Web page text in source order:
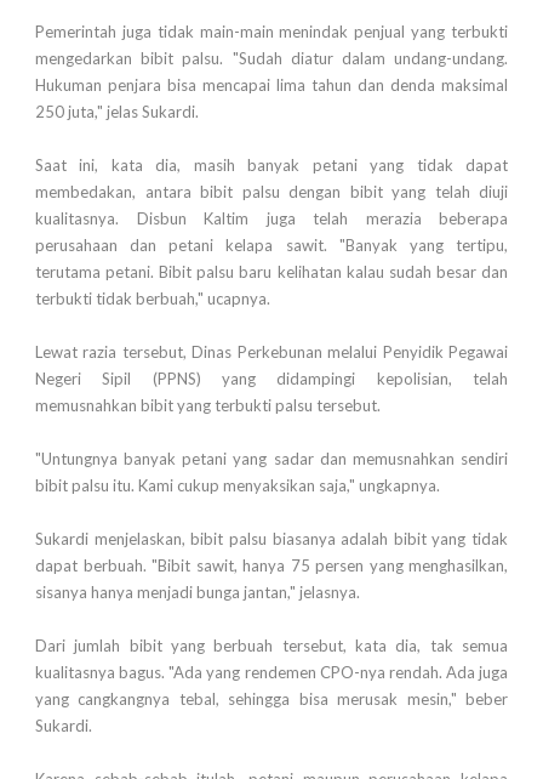
Pemerintah juga tidak main-main menindak penjual yang terbukti
mengedarkan bibit palsu. "Sudah diatur dalam undang-undang.
Hukuman penjara bisa mencapai lima tahun dan denda maksimal
250 juta," jelas Sukardi.
Saat ini, kata dia, masih banyak petani yang tidak dapat
membedakan, antara bibit palsu dengan bibit yang telah diuji
kualitasnya. Disbun Kaltim juga telah merazia beberapa
perusahaan dan petani kelapa sawit. "Banyak yang tertipu,
terutama petani. Bibit palsu baru kelihatan kalau sudah besar dan
terbukti tidak berbuah," ucapnya.
Lewat razia tersebut, Dinas Perkebunan melalui Penyidik Pegawai
Negeri Sipil (PPNS) yang didampingi kepolisian, telah
memusnahkan bibit yang terbukti palsu tersebut.
"Untungnya banyak petani yang sadar dan memusnahkan sendiri
bibit palsu itu. Kami cukup menyaksikan saja," ungkapnya.
Sukardi menjelaskan, bibit palsu biasanya adalah bibit yang tidak
dapat berbuah. "Bibit sawit, hanya 75 persen yang menghasilkan,
sisanya hanya menjadi bunga jantan," jelasnya.
Dari jumlah bibit yang berbuah tersebut, kata dia, tak semua
kualitasnya bagus. "Ada yang rendemen CPO-nya rendah. Ada juga
yang cangkangnya tebal, sehingga bisa merusak mesin," beber
Sukardi.